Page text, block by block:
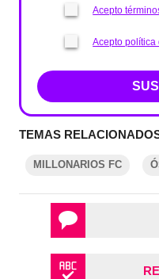
Acepto
Acepto política
TEMAS
MILLONARIOS FC